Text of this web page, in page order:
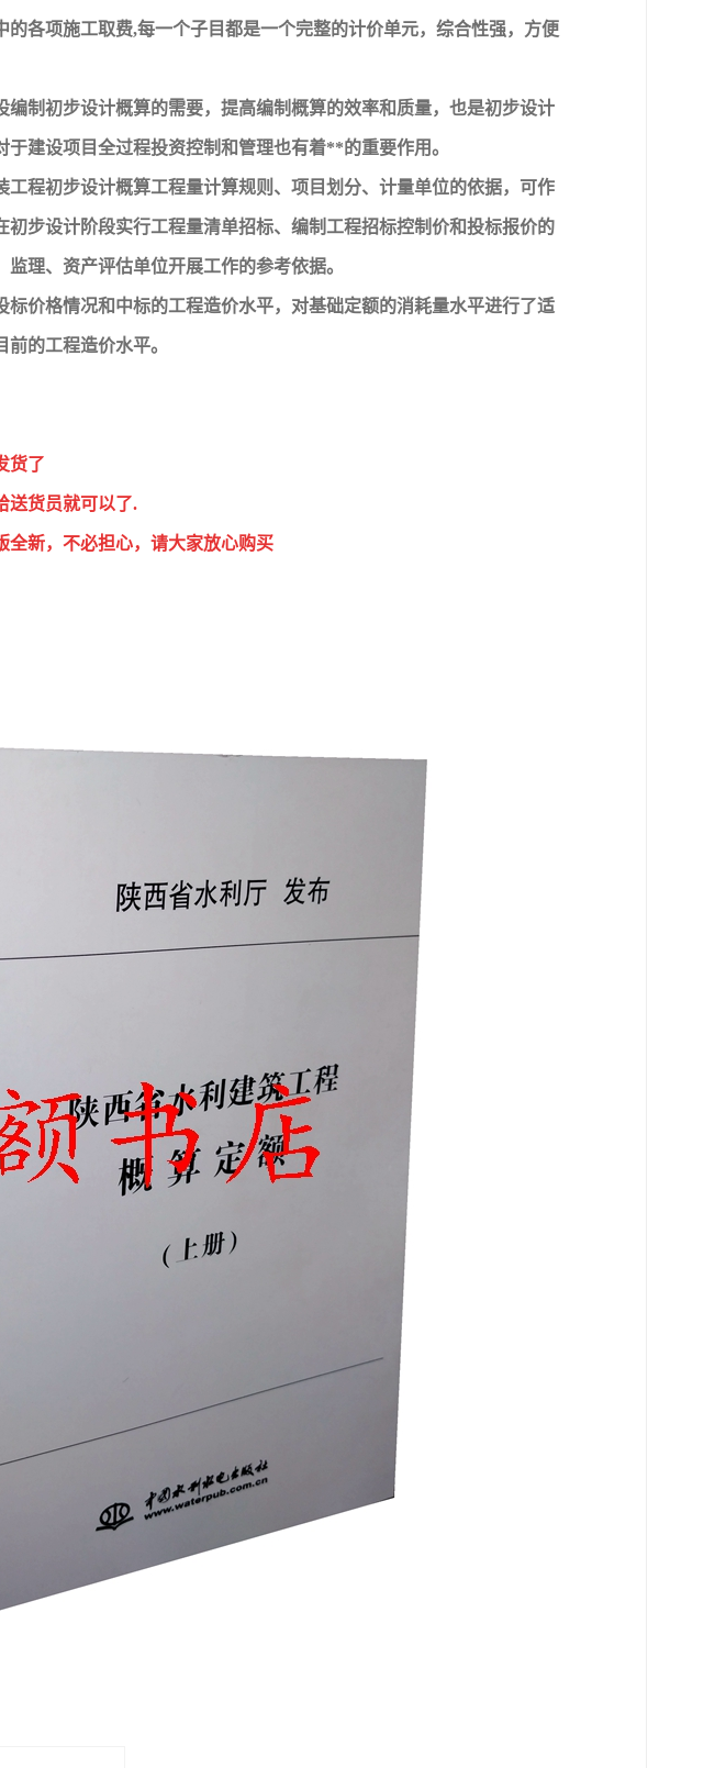
各项施工取费,每一个子目都是一个完整的计价单元，综合性强，方便
制初步设计概算的需要，提高编制概算的效率和质量，也是初步设计
建设项目全过程投资控制和管理也有着**的重要作用。
程初步设计概算工程量计算规则、项目划分、计量单位的依据，可作
步设计阶段实行工程量清单招标、编制工程招标控制价和投标报价的
理、资产评估单位开展工作的参考依据。
价格情况和中标的工程造价水平，对基础定额的消耗量水平进行了适
的工程造价水平。
货了
送货员就可以了.
全新，不必担心，请大家放心购买